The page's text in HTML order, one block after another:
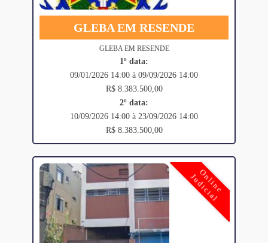
GLEBA EM RESENDE
GLEBA EM RESENDE
1º data:
09/01/2026 14:00 à 09/09/2026 14:00
R$ 8.383.500,00
2º data:
10/09/2026 14:00 à 23/09/2026 14:00
R$ 8.383.500,00
Online
Judicial